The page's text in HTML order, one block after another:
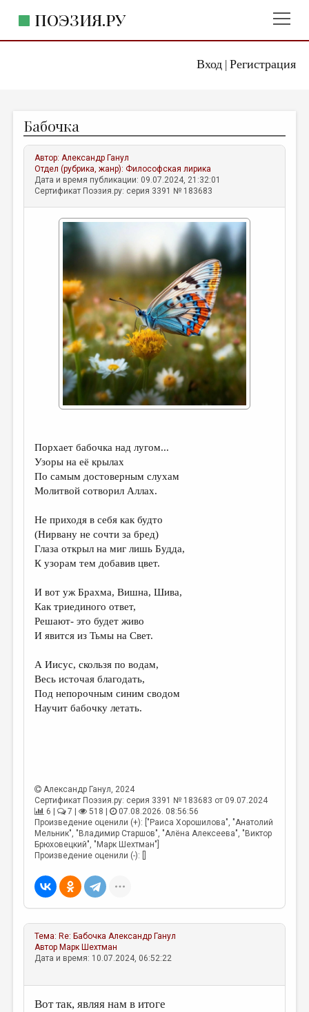
Вход| Регистрация
ПОЭЗИЯ.РУ
ЖАНРЫ
АВТОРЫ
КОММЕНТАРИИ
ЛИТСАЛОН
ПРАВИЛА САЙТА
ОТДЕЛЫ И РУБРИКИ
ИЗБРАННОЕ
ДАЙДЖЕСТ
ПРОИЗВЕДЕНИЯ
ПЕРЕВОДЫ
КОНКУРСЫ
КНИЖНАЯ ПОЛКА
ОБЗОР ЛИТЕРАТУРЫ
СТРАНИЦЫ ПАМЯТИ
ОБЪЯВЛЕНИЯ
КОЛОНКА РЕДАКТОРА
ОТ РЕДАКЦИИ
МАЛАЯ ПРОЗА
ЛИТЕРАТУРОВЕДЕНИЕ
КУЛЬТУРОВЕДЕНИЕ
ТРЕДИАКОВСКИЙ
МЕДИА
ВКОНТАКТЕ
Бабочка
Автор:Александр Ганул
Отдел (рубрика, жанр):Философская лирика
Дата и время публикации: 09.07.2024, 21:32:01
Сертификат Поэзия.ру: серия 3391 № 183683
Порхает бабочка над лугом...
Узоры на её крылах
По самым достоверным слухам
Молитвой сотворил Аллах.
Не приходя в себя как будто
(Нирвану не сочти за бред)
Глаза открыл на миг лишь Будда,
К узорам тем добавив цвет.
И вот уж Брахма, Вишна, Шива,
Как триединого ответ,
Решают- это будет живо
И явится из Тьмы на Свет.
А Иисус, скользя по водам,
Весь источая благодать,
Под непорочным синим сводом
Научит бабочку летать.
Александр Ганул , 2024
Сертификат Поэзия.ру: серия 3391 № 183683 от 09.07.2024
6 |
7 | 518 |
07.08.2026. 08:56:56
Произведение оценили (+): ["Раиса Хорошилова", "Анатолий
Мельник", "Владимир Старшов", "Алёна Алексеева", "Виктор
Брюховецкий", "Марк Шехтман"]
Произведение оценили (-): []
Тема:Re: Бабочка Александр Ганул
АвторМарк Шехтман
Дата и время: 10.07.2024, 06:52:22
Вот так, являя нам в итоге